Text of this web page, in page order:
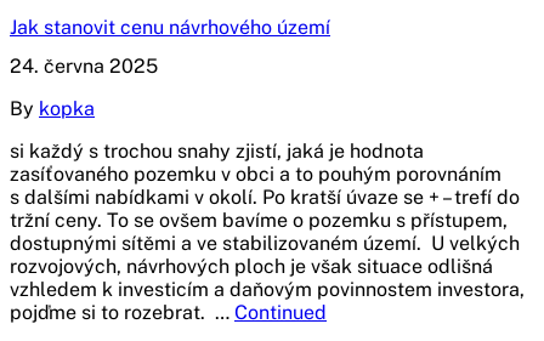
Jak stanovit cenu návrhového území
24. června 2025
By kopka
si každý s trochou snahy zjistí, jaká je hodnota
zasíťovaného pozemku v obci a to pouhým porovnáním
s dalšími nabídkami v okolí. Po kratší úvaze se + – trefí do
tržní ceny. To se ovšem bavíme o pozemku s přístupem,
dostupnými sítěmi a ve stabilizovaném území. U velkých
rozvojových, návrhových ploch je však situace odlišná
vzhledem k investicím a daňovým povinnostem investora,
pojďme si to rozebrat. … Continued